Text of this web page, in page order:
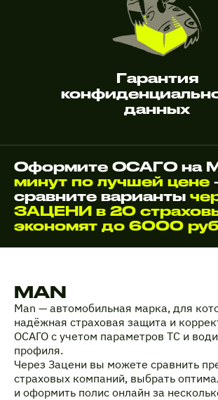
Гарантия
данных
Оформите ОСАГО на
минут по лучшей цене
сравните варианты
ЗАЦЕНИ в 20
экономят до 6000
MAN
Man — автомобильная марка, для
надёжная страховая защита и
ОСАГО с учетом параметров ТС и
профиля.
Через Зацени вы можете сравнить
страховых компаний, выбрать
и оформить полис онлайн за